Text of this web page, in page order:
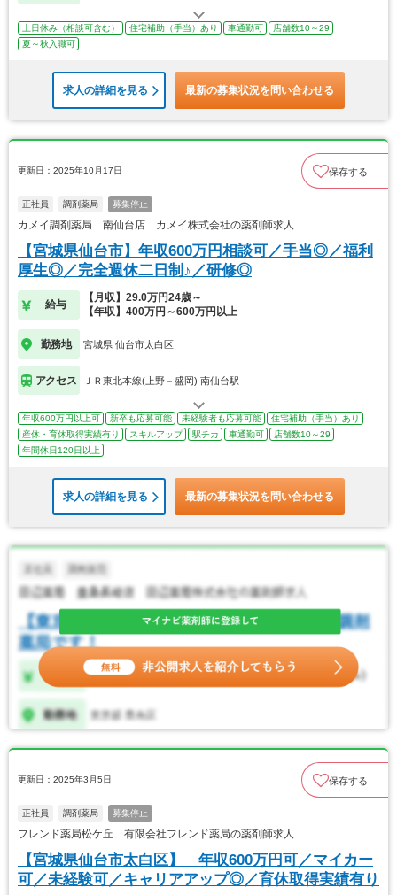
土日休み（相談可含む） 住宅補助（手当）あり 車通勤可
店舗数10～29
夏～秋入職可
求人の詳細を見る 最新の募集状況を問い合わせる
更新日：2025年10月17日 保存する
正社員 調剤薬局 募集停止
カメイ調剤薬局 南仙台店 カメイ株式会社の薬剤師求人
【宮城県仙台市】年収600万円相談可／手当◎／福利
厚生◎／完全週休二日制♪／研修◎
給与
【月収】29.0万円24歳～
【年収】400万円～600万円以上
勤務地 宮城県 仙台市太白区
アクセス ＪＲ東北本線(上野－盛岡) 南仙台駅
年収600万円以上可 新卒も応募可能 未経験者も応募可能
住宅補助（手当）あり
産休・育休取得実績有り
スキルアップ 駅チカ 車通勤可
店舗数10～29
年間休日120日以上
求人の詳細を見る 最新の募集状況を問い合わせる
更新日：2025年3月5日 保存する
正社員 調剤薬局 募集停止
フレンド薬局松ケ丘 有限会社フレンド薬局の薬剤師求人
【宮城県仙台市太白区】 年収600万円可／マイカー
可／未経験可／キャリアアップ◎／育休取得実績有り